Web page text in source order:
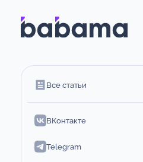
Все статьи
ВКонтакте
Telegram